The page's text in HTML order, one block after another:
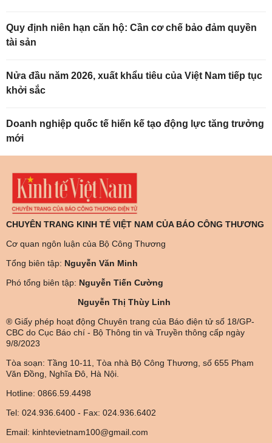
Quy định niên hạn căn hộ: Cần cơ chế bảo đảm quyền
tài sản
Nửa đầu năm 2026, xuất khẩu tiêu của Việt Nam tiếp tục
khởi sắc
Doanh nghiệp quốc tế hiến kế tạo động lực tăng trưởng
mới
CHUYÊN TRANG KINH TẾ VIỆT NAM CỦA BÁO CÔNG THƯƠNG
Cơ quan ngôn luận của Bộ Công Thương
Tổng biên tập: Nguyễn Văn Minh
Phó tổng biên tập: Nguyễn Tiến Cường
Nguyễn Thị Thùy Linh
® Giấy phép hoạt động Chuyên trang của Báo điện tử số 18/GP-
CBC do Cục Báo chí - Bộ Thông tin và Truyền thông cấp ngày
9/8/2023
Tòa soạn: Tầng 10-11, Tòa nhà Bộ Công Thương, số 655 Phạm
Văn Đồng, Nghĩa Đô, Hà Nội.
Hotline: 0866.59.4498
Tel: 024.936.6400 - Fax: 024.936.6402
Email: kinhtevietnam100@gmail.com